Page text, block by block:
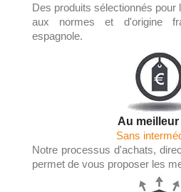
Des produits sélectionnés pour
aux normes et d'origine
espagnole.
Au
Sans
Notre processus d'achats,
permet de vous proposer les